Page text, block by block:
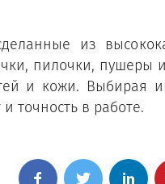
из
пилочки, пушеры
и кожи. Выбирая
точность в работе.